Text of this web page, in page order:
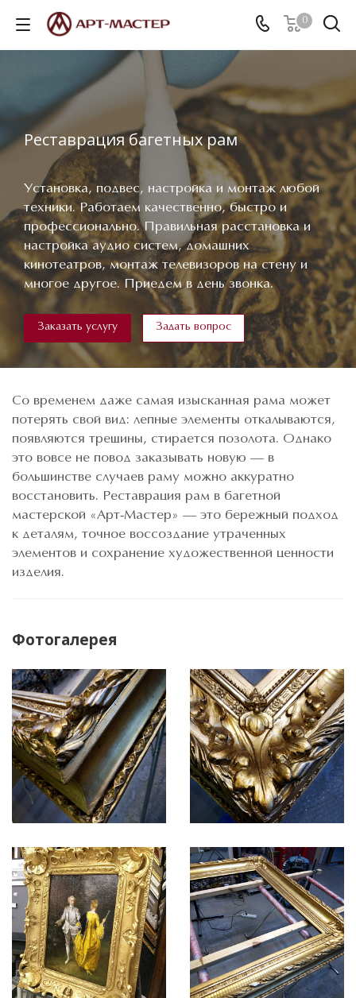
0
Реставрация багетных рам
Установка, подвес, настройка и монтаж любой
техники. Работаем качественно, быстро и
профессионально. Правильная расстановка и
настройка аудио систем, домашних
кинотеатров, монтаж телевизоров на стену и
многое другое. Приедем в день звонка.
Заказать услугу Задать вопрос
Со временем даже самая изысканная рама может
потерять свой вид: лепные элементы откалываются,
появляются трещины, стирается позолота. Однако
это вовсе не повод заказывать новую — в
большинстве случаев раму можно аккуратно
восстановить. Реставрация рам в багетной
мастерской «Арт-Мастер» — это бережный подход
к деталям, точное воссоздание утраченных
элементов и сохранение художественной ценности
изделия.
Фотогалерея